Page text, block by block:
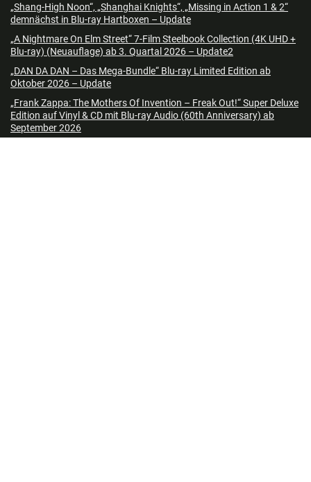
„Shang-High Noon“, „Shanghai Knights“, „Missing in Action 1 & 2“
demnächst in Blu-ray Hartboxen – Update
„A Nightmare On Elm Street“ 7-Film Steelbook Collection (4K UHD +
Blu-ray) (Neuauflage) ab 3. Quartal 2026 – Update2
„DAN DA DAN – Das Mega-Bundle“ Blu-ray Limited Edition ab
Oktober 2026 – Update
„Frank Zappa: The Mothers Of Invention – Freak Out!“ Super Deluxe
Edition auf Vinyl & CD mit Blu-ray Audio (60th Anniversary) ab
September 2026